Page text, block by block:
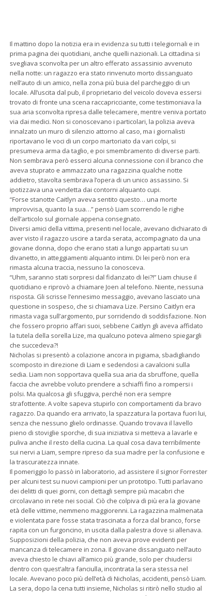
Il mattino dopo la notizia era in evidenza su tutti i telegiornali e in
prima pagina dei quotidiani, anche quelli nazionali. La cittadina si
svegliava sconvolta per un altro efferato assassinio avvenuto
nella notte: un ragazzo era stato rinvenuto morto dissanguato
nell’auto di un amico, nella zona più buia del parcheggio di un
locale. All’uscita dal pub, il proprietario del veicolo doveva essersi
trovato di fronte una scena raccapricciante, come testimoniava la
sua aria sconvolta ripresa dalle telecamere, mentre veniva portato
via dai medici. Non si conoscevano i particolari, la polizia aveva
innalzato un muro di silenzio attorno al caso, ma i giornalisti
riportavano le voci di un corpo martoriato da vari colpi, si
presumeva arma da taglio, e poi smembramento di diverse parti.
Non sembrava però esserci alcuna connessione con il branco che
aveva stuprato e ammazzato una ragazzina qualche notte
addietro, stavolta sembrava l’opera di un unico assassino. Si
ipotizzava una vendetta dai contorni alquanto cupi.
“Forse stanotte Caitlyn aveva sentito questo… una morte
improvvisa, quanto la sua…” pensò Liam scorrendo le righe
dell’articolo sul giornale appena consegnato.
Diversi amici della vittima, presenti nel locale, avevano dichiarato di
aver visto il ragazzo uscire a tarda serata, accompagnato da una
giovane donna, dopo che erano stati a lungo appartati su un
divanetto, in atteggiamenti alquanto intimi. Di lei però non era
rimasta alcuna traccia, nessuno la conosceva.
“Uhm, saranno stati sorpresi dal fidanzato di lei?!” Liam chiuse il
quotidiano e riprovò a chiamare Joen al telefono. Niente, nessuna
risposta. Gli scrisse l’ennesimo messaggio, avevano lasciato una
questione in sospeso, che si chiamava Lize. Persino Caitlyn era
rimasta vaga sull’argomento, pur sorridendo di soddisfazione. Non
che fossero proprio affari suoi, sebbene Caitlyn gli aveva affidato
la tutela della sorella Lize, ma qualcuno poteva almeno spiegargli
che succedeva?!
Nicholas si presentò a colazione ancora in pigiama, sbadigliando
scomposto in direzione di Liam e sedendosi a cavalcioni sulla
sedia. Liam non sopportava quella sua aria da sbruffone, quella
faccia che avrebbe voluto prendere a schiaffi fino a rompersi i
polsi. Ma qualcosa gli sfuggiva, perché non era sempre
strafottente. A volte sapeva stupirlo con comportamenti da bravo
ragazzo. Da quando era arrivato, la spazzatura la portava fuori lui,
senza che nessuno glielo ordinasse. Quando trovava il lavello
pieno di stoviglie sporche, di sua iniziativa si metteva a lavarle e
puliva anche il resto della cucina. La qual cosa dava terribilmente
sui nervi a Liam, sempre ripreso da sua madre per la confusione e
la trascuratezza innate.
Il pomeriggio lo passò in laboratorio, ad assistere il signor Forrester
per alcuni test su nuovi campioni per un prototipo. Tutti parlavano
dei delitti di quei giorni, con dettagli sempre più macabri che
circolavano in rete nei social. Ciò che colpiva di più era la giovane
età delle vittime, nemmeno maggiorenni. La ragazzina malmenata
e violentata pare fosse stata trascinata a forza dal branco, forse
rapita con un furgoncino, in uscita dalla palestra dove si allenava.
Supposizioni della polizia, che non aveva prove evidenti per
mancanza di telecamere in zona. Il giovane dissanguato nell’auto
aveva chiesto le chiavi all’amico più grande, solo per chiudersi
dentro con quest’altra fanciulla, incontrata la sera stessa nel
locale. Avevano poco più dell’età di Nicholas, accidenti, pensò Liam.
La sera, dopo la cena tutti insieme, Nicholas si ritirò nello studio al